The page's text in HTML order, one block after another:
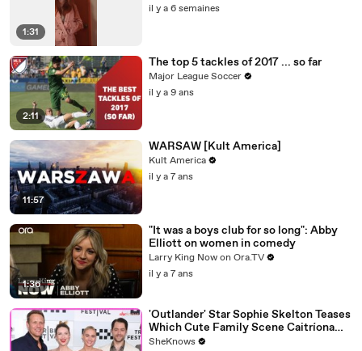
1:31
il y a 6 semaines
2:11
The top 5 tackles of 2017 ... so far
Major League Soccer
il y a 9 ans
11:57
WARSAW [Kult America]
Kult America
il y a 7 ans
1:36
"It was a boys club for so long": Abby
Elliott on women in comedy
Larry King Now on Ora.TV
il y a 7 ans
'Outlander' Star Sophie Skelton Teases
Which Cute Family Scene Caitríona
Balfe Directed & Gives the Ultimate
SheKnows